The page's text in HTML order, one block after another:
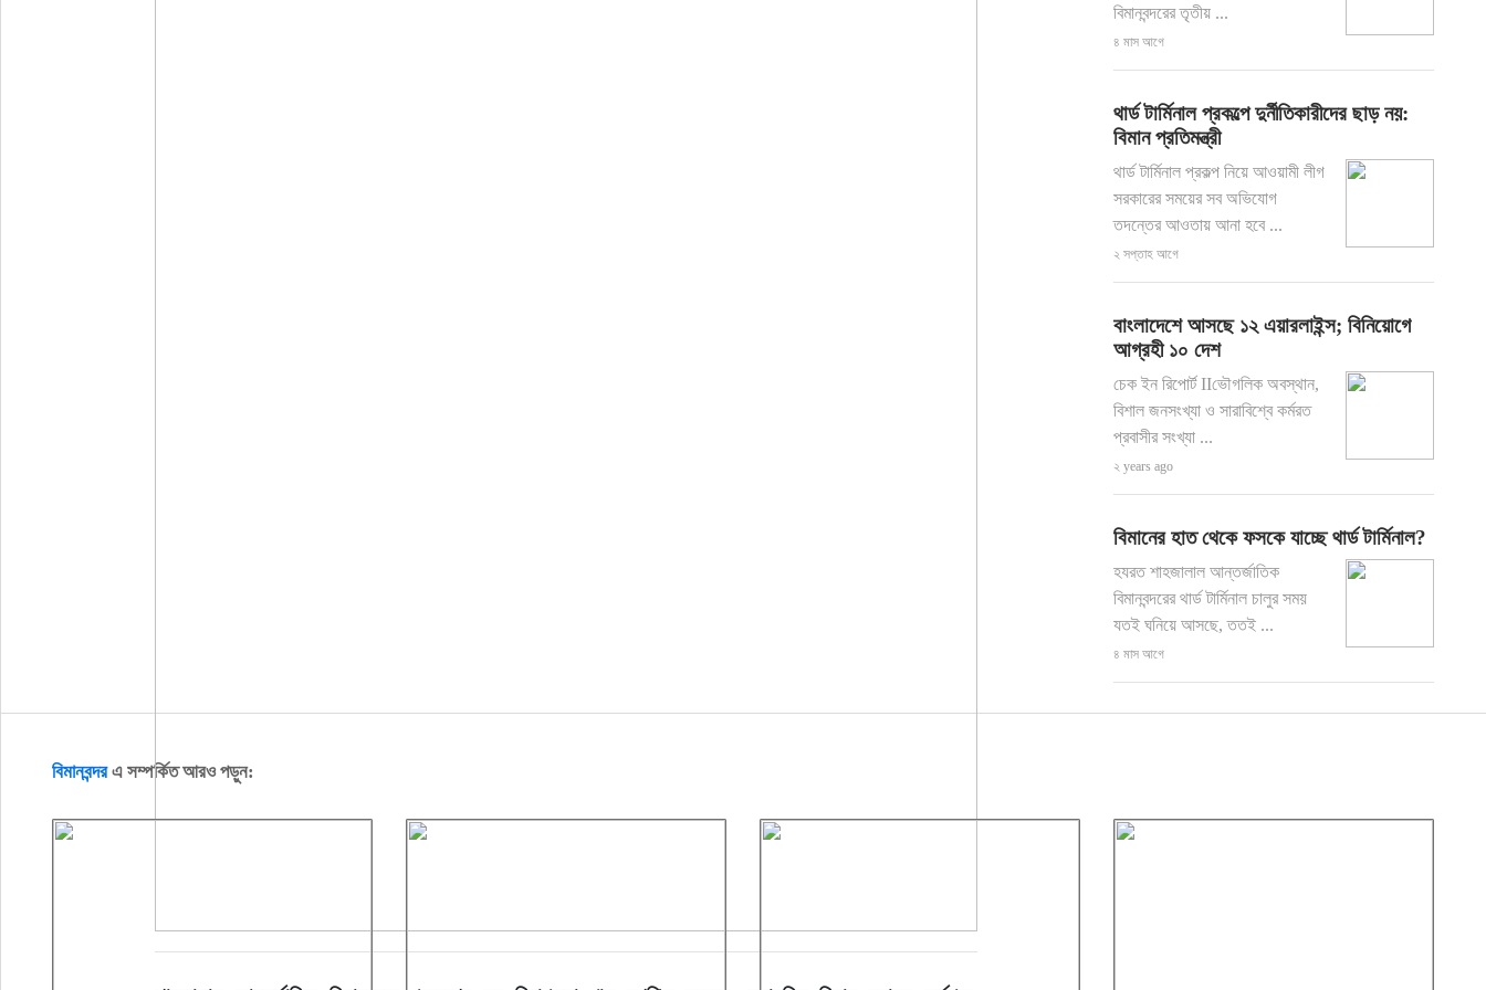
বিমানবন্দরের তৃতীয় ...
৪ মাস আগে
থার্ড টার্মিনাল প্রকল্পে দুর্নীতিকারীদের ছাড় নয়:
বিমান প্রতিমন্ত্রী
থার্ড টার্মিনাল প্রকল্প নিয়ে আওয়ামী লীগ
সরকারের সময়ের সব অভিযোগ
তদন্তের আওতায় আনা হবে ...
২ সপ্তাহ আগে
বাংলাদেশে আসছে ১২ এয়ারলাইন্স; বিনিয়োগে
আগ্রহী ১০ দেশ
চেক ইন রিপোর্ট IIভৌগলিক অবস্থান,
বিশাল জনসংখ্যা ও সারাবিশ্বে কর্মরত
প্রবাসীর সংখ্যা ...
২ years ago
বিমানের হাত থেকে ফসকে যাচ্ছে থার্ড টার্মিনাল?
হযরত শাহজালাল আন্তর্জাতিক
বিমানবন্দরের থার্ড টার্মিনাল চালুর সময়
যতই ঘনিয়ে আসছে, ততই ...
৪ মাস আগে
বিমানবন্দরএ সম্পর্কিত আরও পড়ুন: